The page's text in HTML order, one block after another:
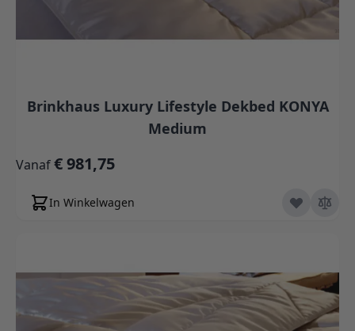
Brinkhaus Luxury Lifestyle Dekbed KONYA
Medium
Vanaf€ 981,75
In Winkelwagen